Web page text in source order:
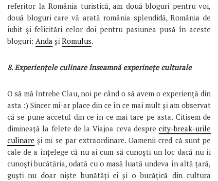
referitor la România turistică, am două bloguri pentru voi,
două bloguri care vă arată românia splendidă, România de
iubit și felicitări celor doi pentru pasiunea pusă în aceste
bloguri: Anda și Romulus.
8. Experiențele culinare înseamnă experinețe culturale
O să mă întrebe Clau, noi pe când o să avem o experiență din
asta :) Sincer mi-ar place din ce în ce mai mult și am observat
că se pune accetul din ce în ce mai tare pe asta. Citisem de
dimineață la felete de la Viajoa ceva despre city-break-urile
culinare și mi se par extraordinare. Oamenii cred că sunt pe
cale de a înțelege că nu ai cum să cunoști un loc dacă nu îi
cunoști bucătăria, odată cu o masă luată undeva în altă țară,
guști nu doar niște bunătăți ci și o bucățică din cultura